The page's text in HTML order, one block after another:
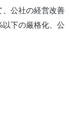
公社の経営改善
下の厳格化、公